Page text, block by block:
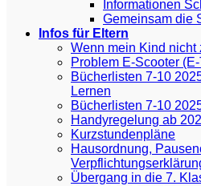
Informationen
Gemeinsam die
Infos für Eltern
Wenn mein Kind nicht
Problem E-Scooter
Bücherlisten 7-10
Lernen
Bücherlisten 7-10
Handyregelung ab
Kurzstundenpläne
Hausordnung,
Übergang in die 7.